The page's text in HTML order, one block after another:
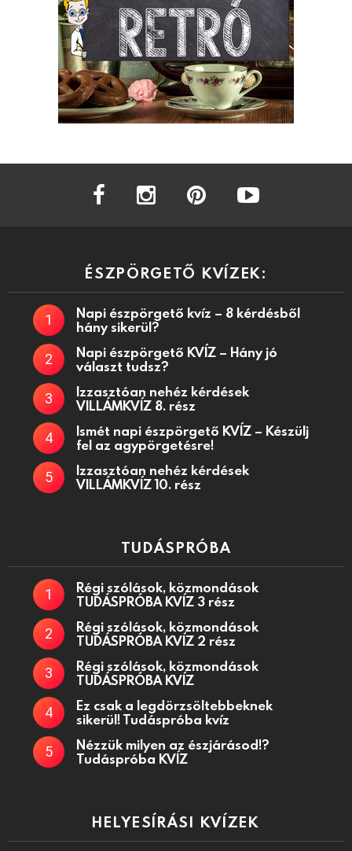
facebook instagram
ÉSZPÖRGETŐ KVÍZEK:
Napi észpörgető kvíz – 8 kérdésből
hány sikerül?
Napi észpörgető KVÍZ – Hány jó
választ tudsz?
Izzasztóan nehéz kérdések
VILLÁMKVÍZ 8. rész
Ismét napi észpörgető KVÍZ – Készülj
fel az agypörgetésre!
Izzasztóan nehéz kérdések
VILLÁMKVÍZ 10. rész
TUDÁSPRÓBA
Régi szólások, közmondások
TUDÁSPRÓBA KVÍZ 3 rész
Régi szólások, közmondások
TUDÁSPRÓBA KVÍZ 2 rész
Régi szólások, közmondások
TUDÁSPRÓBA KVÍZ
Ez csak a legdörzsöltebbeknek
sikerül! Tudáspróba kvíz
Nézzük milyen az észjárásod!?
Tudáspróba KVÍZ
HELYESÍRÁSI KVÍZEK